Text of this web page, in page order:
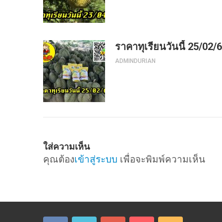
ราคาทุเรียนวันนี้ 25/02/
ADMINDURIAN
ใส่ความเห็น
คุณต้องเข้าสู่ระบบ เพื่อจะพิมพ์ความเห็น